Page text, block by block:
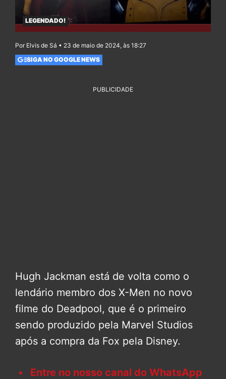
LEGENDADO!
Por Elvis de Sá • 23 de maio de 2024, às 18:27
SIGA NO GOOGLE NEWS
PUBLICIDADE
Hugh Jackman está de volta como o
lendário membro dos X-Men no novo
filme do Deadpool, que é o primeiro
sendo produzido pela Marvel Studios
após a compra da Fox pela Disney.
Entre no nosso canal do WhatsApp